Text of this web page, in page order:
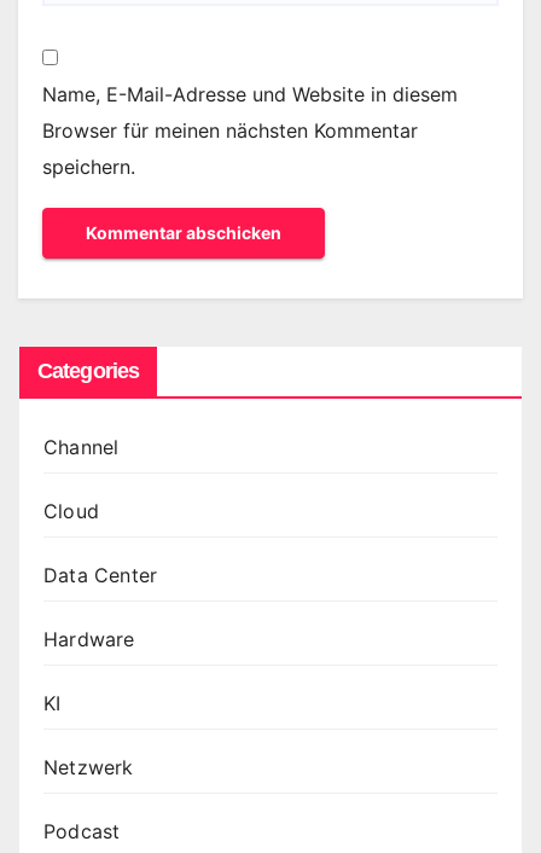
Name, E-Mail-Adresse und Website in diesem
Browser für meinen nächsten Kommentar
speichern.
Categories
Channel
Cloud
Data Center
Hardware
KI
Netzwerk
Podcast